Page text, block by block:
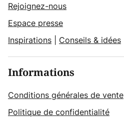
Rejoignez-nous
Espace presse
Inspirations
Conseils & idées
Informations
Conditions générales de vente
Politique de confidentialité